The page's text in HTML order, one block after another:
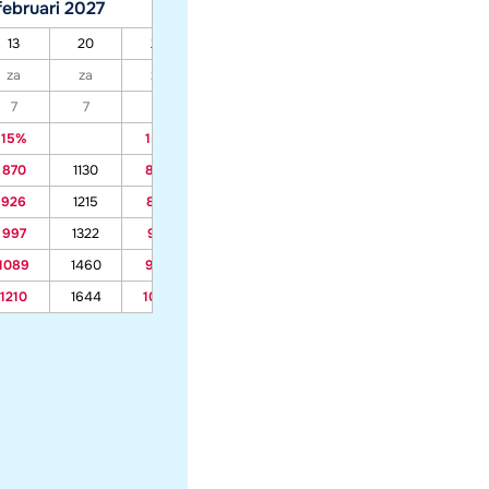
2027
13 20 27
za za za
7 7
15% 15%
870 1130 802
926 1215 851
997 1322 912
1460 992
1210 1644 1097